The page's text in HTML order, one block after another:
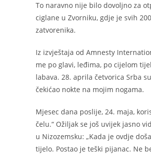
To naravno nije bilo dovoljno za
ciglane u Zvorniku, gdje je svih
zatvorenika.
Iz izvještaja od Amnesty
me po glavi, leđima, po cijelom
labava. 28. aprila četvorica Srba
čekićao nokte na mojim nogama.
Mjesec dana poslije, 24. maja,
čelu.“ Ožiljak se još uvijek jasno
u Nizozemsku: „Kada je ovdje
tijelo. Postao je teški pijanac. Ne